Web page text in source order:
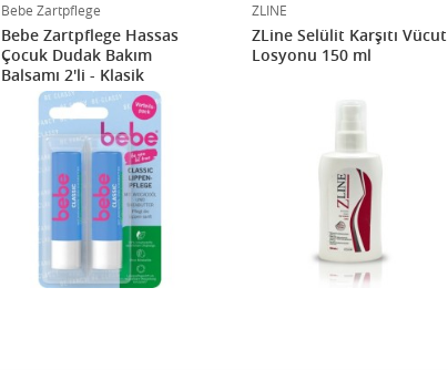
Bebe Zartpflege
Bebe Zartpflege Hassas
Çocuk Dudak Bakım
Balsamı 2'li - Klasik
ZLINE
ZLine Selülit Karşıtı Vücut
Losyonu 150 ml